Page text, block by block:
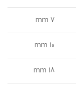
7 mm
10 mm
18 mm